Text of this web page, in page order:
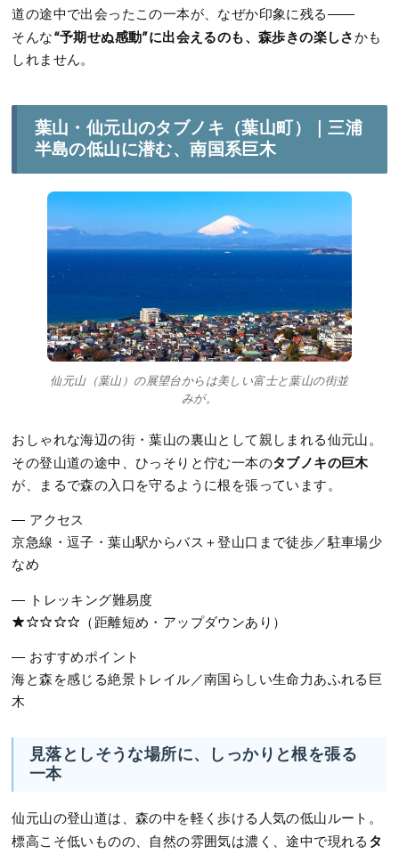
道の途中で出会ったこの一本が、なぜか印象に残る――
そんな“予期せぬ感動”に出会えるのも、森歩きの楽しさかも
しれません。
葉山・仙元山のタブノキ（葉山町）｜三浦
半島の低山に潜む、南国系巨木
仙元山（葉山）の展望台からは美しい富士と葉山の街並
みが。
おしゃれな海辺の街・葉山の裏山として親しまれる仙元山。
その登山道の途中、ひっそりと佇む一本のタブノキの巨木
が、まるで森の入口を守るように根を張っています。
― アクセス
京急線・逗子・葉山駅からバス＋登山口まで徒歩／駐車場少
なめ
― トレッキング難易度
★☆☆☆☆（距離短め・アップダウンあり）
― おすすめポイント
海と森を感じる絶景トレイル／南国らしい生命力あふれる巨
木
見落としそうな場所に、しっかりと根を張る
一本
仙元山の登山道は、森の中を軽く歩ける人気の低山ルート。
標高こそ低いものの、自然の雰囲気は濃く、途中で現れる タ